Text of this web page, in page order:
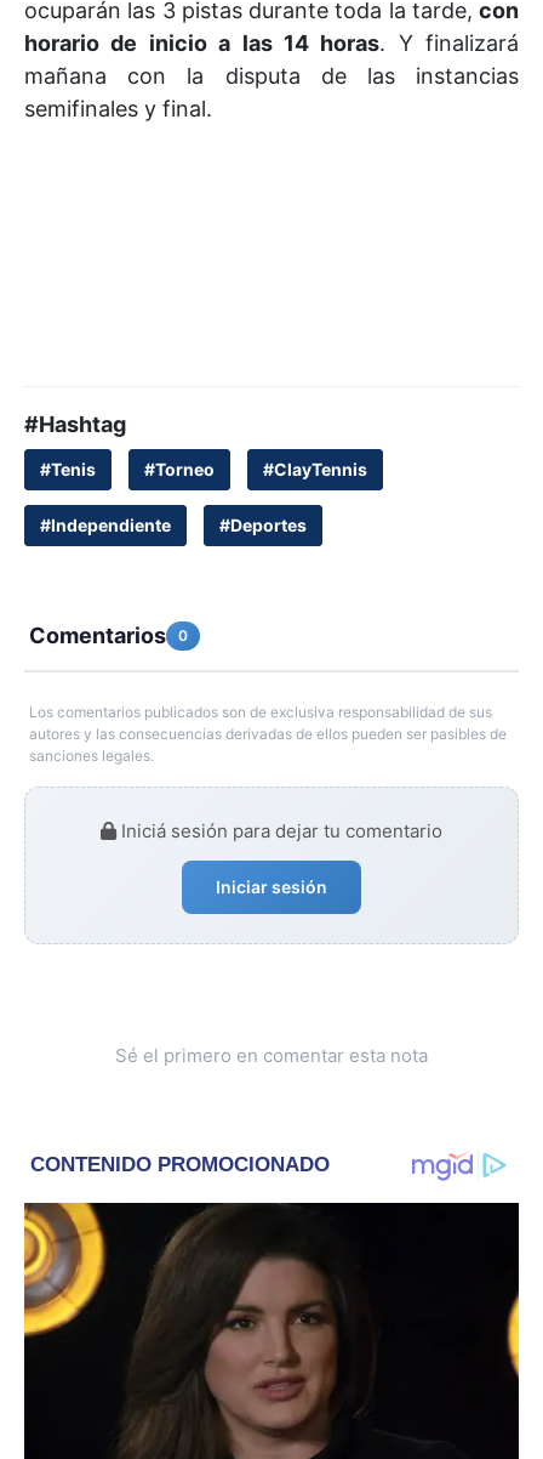
ocuparán las 3 pistas durante toda la tarde, con
horario de inicio a las 14 horas. Y finalizará
mañana con la disputa de las instancias
semifinales y final.
#Hashtag
#Tenis #Torneo #ClayTennis
#Independiente #Deportes
Comentarios 0
Los comentarios publicados son de exclusiva responsabilidad de sus
autores y las consecuencias derivadas de ellos pueden ser pasibles de
sanciones legales.
Iniciá sesión para dejar tu comentario
Iniciar sesión
Sé el primero en comentar esta nota